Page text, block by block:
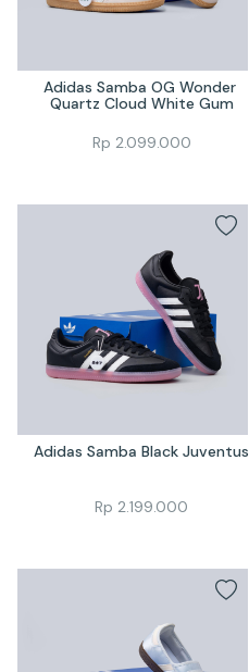
Adidas Samba OG Wonder
Quartz Cloud White Gum
Rp 2.099.000
Adidas Samba Black Juventus
Rp 2.199.000